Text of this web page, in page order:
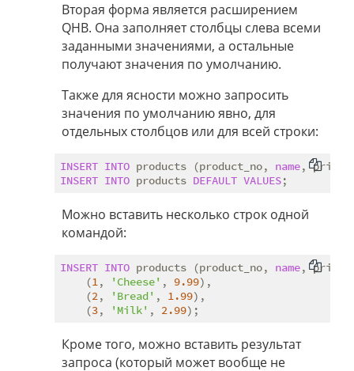
Вторая форма является расширением
QHB. Она заполняет столбцы слева всеми
заданными значениями, а остальные
получают значения по умолчанию.
Также для ясности можно запросить
значения по умолчанию явно, для
отдельных столбцов или для всей строки:
INSERT INTO products (product_no, name,
INSERT INTO products DEFAULT VALUES
Можно вставить несколько строк одной
командой:
INSERT INTO products (product_no, name,
    (
1, 'Cheese' , 9.99),
    (
2, 'Bread' , 1.99),
    (
3, 'Milk' , 2.99
Кроме того, можно вставить результат
запроса (который может вообще не